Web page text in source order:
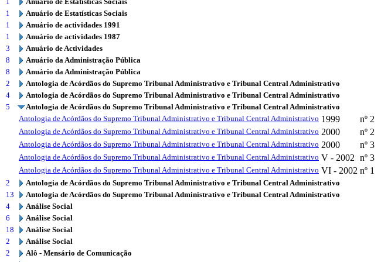
1
Anuário de Estatísticas Sociais
1
Anuário de actividades 1991
1
Anuário de actividades 1987
3
Anuário de Actividades
8
Anuário da Administração Pública
8
Anuário da Administração Pública
2
Antologia de Acórdãos do Supremo Tribunal Administrativo e Tribunal Central Administrativo
4
Antologia de Acórdãos do Supremo Tribunal Administrativo e Tribunal Central Administrativo
5
Antologia de Acórdãos do Supremo Tribunal Administrativo e Tribunal Central Administrativo
Antologia de Acórdãos do Supremo Tribunal Administrativo e Tribunal Central Administrativo 1999 nº 2
Antologia de Acórdãos do Supremo Tribunal Administrativo e Tribunal Central Administrativo 2000 nº 2
Antologia de Acórdãos do Supremo Tribunal Administrativo e Tribunal Central Administrativo 2000 nº 3
Antologia de Acórdãos do Supremo Tribunal Administrativo e Tribunal Central Administrativo V - 2002 nº 3
Antologia de Acórdãos do Supremo Tribunal Administrativo e Tribunal Central Administrativo VI - 2002 nº 1
2
Antologia de Acórdãos do Supremo Tribunal Administrativo e Tribunal Central Administrativo
13
Antologia de Acórdãos do Supremo Tribunal Administrativo e Tribunal Central Administrativo
4
Análise Social
6
Análise Social
18
Análise Social
2
Análise Social
2
Alô - Mensário de Comunicação